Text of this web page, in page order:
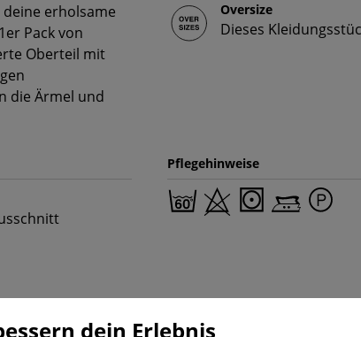
erholsame
Pack von
Oberteil mit
die Ärmel und
Oversize
Dieses
Pflegehinweise
dein Erlebnis